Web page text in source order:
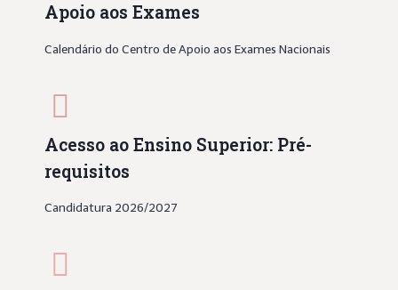
Apoio aos Exames
Calendário do Centro de Apoio aos Exames Nacionais
Acesso ao Ensino Superior: Pré-
requisitos
Candidatura 2026/2027